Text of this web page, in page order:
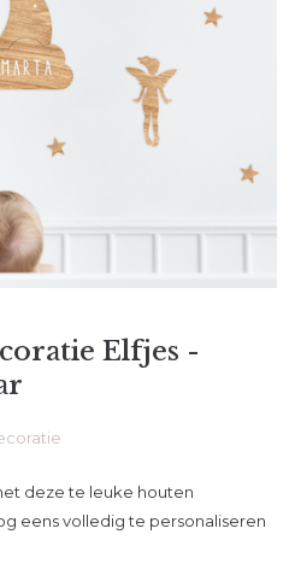
Elfjes -
deze te leuke houten
eens volledig te personaliseren